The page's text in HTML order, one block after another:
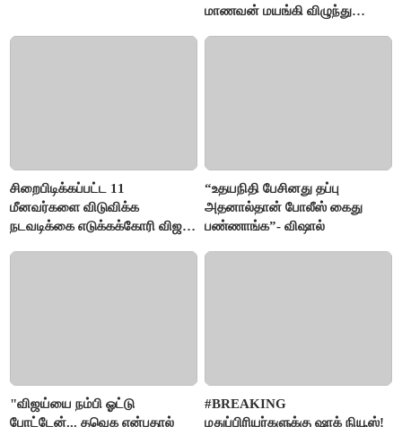
மாணவன் மயங்கி விழுந்து
சிறைபிடிக்கப்பட்ட 11
மீனவர்களை விடுவிக்க
நடவடிக்கை எடுக்கக்கோரி விஜய்
“உதயநிதி பேசினது தப்பு
அதனால்தான் போலீஸ் கைது
பண்ணாங்க”- விஷால்
"விஜய்யை நம்பி ஓட்டு
போட்டேன்... தவெக என்பதால்
#BREAKING
மதுப்பிரியர்களுக்கு ஷாக் நியூஸ்!